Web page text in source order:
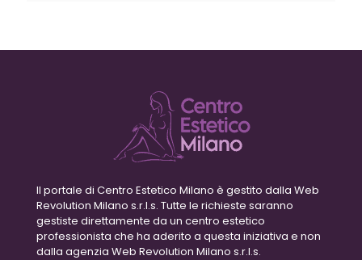
Il portale di Centro Estetico Milano è gestito dalla Web
Revolution Milano s.r.l.s. Tutte le richieste saranno
gestiste direttamente da un centro estetico
professionista che ha aderito a questa iniziativa e non
dalla agenzia Web Revolution Milano s.r.l.s.